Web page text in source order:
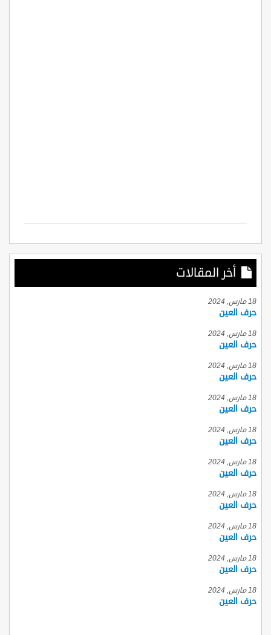
أخر المقالات
18 مارس, 2024
حرف العين
18 مارس, 2024
حرف العين
18 مارس, 2024
حرف العين
18 مارس, 2024
حرف العين
18 مارس, 2024
حرف العين
18 مارس, 2024
حرف العين
18 مارس, 2024
حرف العين
18 مارس, 2024
حرف العين
18 مارس, 2024
حرف العين
18 مارس, 2024
حرف العين